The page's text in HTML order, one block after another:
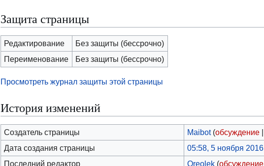
Защита страницы
Редактирование
Без защиты (бессрочно)
Переименование
Без защиты (бессрочно)
Просмотреть журнал защиты этой страницы
История изменений
Создатель страницы Maibot (обсуждение |
Дата создания страницы
05:58, 5 ноября 2016
Последний редактор
Oreolek (обсуждение